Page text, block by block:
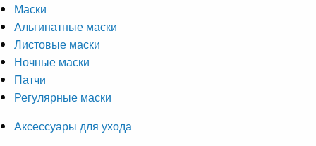
Маски
Альгинатные маски
Листовые маски
Ночные маски
Патчи
Регулярные маски
Аксессуары для ухода